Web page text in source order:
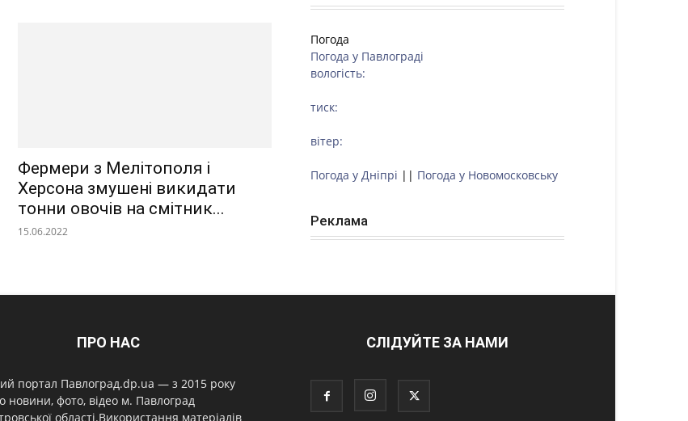
Фермери з Мелітополя і
Херсона змушені викидати
тонни овочів на смітник...
15.06.2022
Погода
Погода у Павлограді
вологість:
тиск:
вітер:
Погода у Дніпрі || Погода у Новомосковську
Реклама
ПРО НАС
портал Павлоград.dp.ua — з 2015 року
новини, фото, відео м. Павлоград
області.Використання матеріалів
СЛІДУЙТЕ ЗА НАМИ